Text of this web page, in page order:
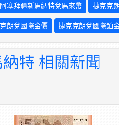
阿塞拜疆新馬納特兌馬來幣 捷克克
朗兌國際金價 捷克克朗兌國際鉑
特 相關新聞